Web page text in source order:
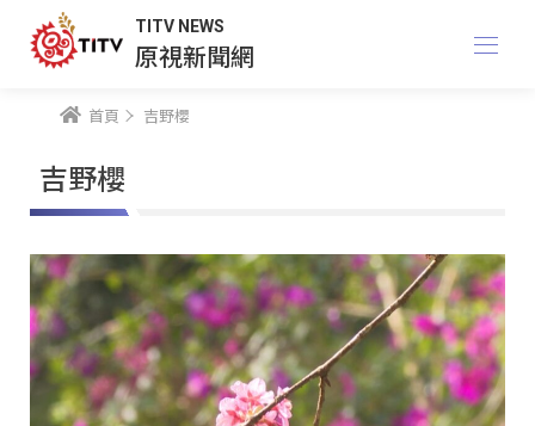
TITV NEWS
原視新聞網
首頁 吉野櫻
吉野櫻